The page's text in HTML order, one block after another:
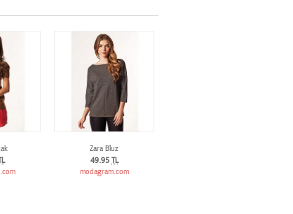
Zara Bluz
49.95 TL
modagram.com